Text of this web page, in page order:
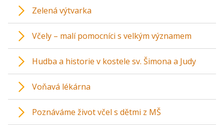
Zelená výtvarka
Včely – malí pomocníci s velkým významem
Hudba a historie v kostele sv. Šimona a Judy
Voňavá lékárna
Poznáváme život včel s dětmi z MŠ